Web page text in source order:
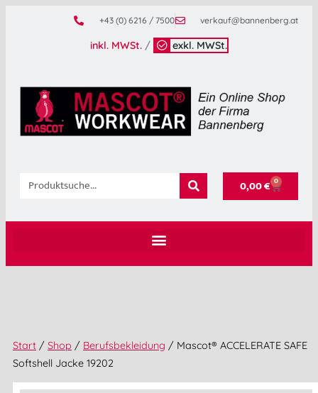
+43 (0) 6216 / 7500 verkauf@bannenberg.at
inkl. MWSt./ exkl. MWSt.
0,00€ 0
Start / Shop / Berufsbekleidung / Mascot® ACCELERATE SAFE
Softshell Jacke 19202